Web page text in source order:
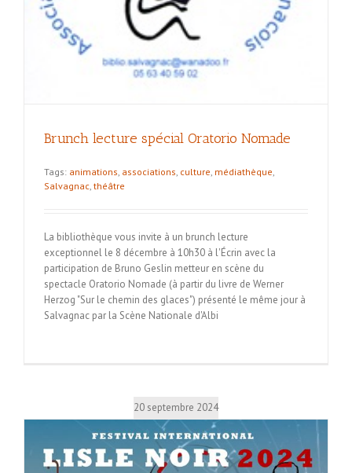
Brunch lecture spécial Oratorio Nomade
Tags: animations associations culture médiathèque
Salvagnac théâtre
La bibliothèque vous invite à un brunch lecture
exceptionnel le 8 décembre à 10h30 à l'Écrin avec la
participation de Bruno Geslin metteur en scène du
spectacle Oratorio Nomade (à partir du livre de Werner
Herzog "Sur le chemin des glaces") présenté le même jour à
Salvagnac par la Scène Nationale d'Albi
20 septembre 2024